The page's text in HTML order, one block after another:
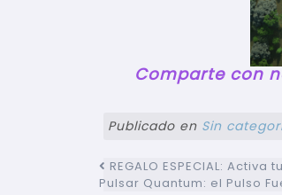
Comparte con
Publicado en Sin
REGALO ESPECIAL:
Pulsar Quantum: el Pulso